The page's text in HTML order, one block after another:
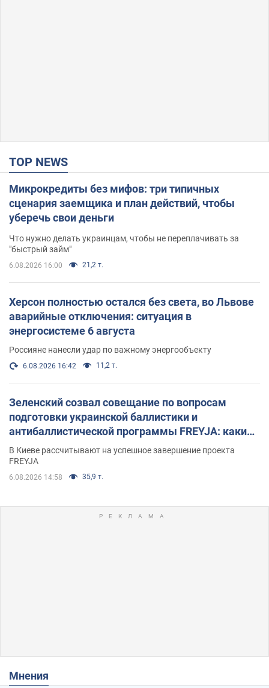
TOP NEWS
Микрокредиты без мифов: три типичных
сценария заемщика и план действий, чтобы
уберечь свои деньги
Что нужно делать украинцам, чтобы не переплачивать за
"быстрый займ"
6.08.2026 16:00 21,2 т.
Херсон полностью остался без света, во Львове
аварийные отключения: ситуация в
энергосистеме 6 августа
Россияне нанесли удар по важному энергообъекту
6.08.2026 16:42 11,2 т.
Зеленский созвал совещание по вопросам
подготовки украинской баллистики и
антибаллистической программы FREYJA: какие
решения готовятся
В Киеве рассчитывают на успешное завершение проекта
FREYJA
6.08.2026 14:58 35,9 т.
Мнения